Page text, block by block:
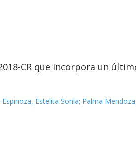
CR que incorpora un
Estelita Sonia; Palma